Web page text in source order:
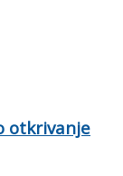
otkrivanje